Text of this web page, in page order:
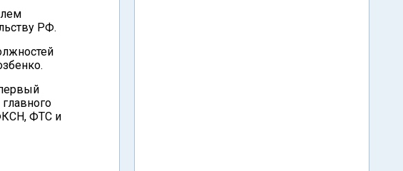
РФ.
ФТС и